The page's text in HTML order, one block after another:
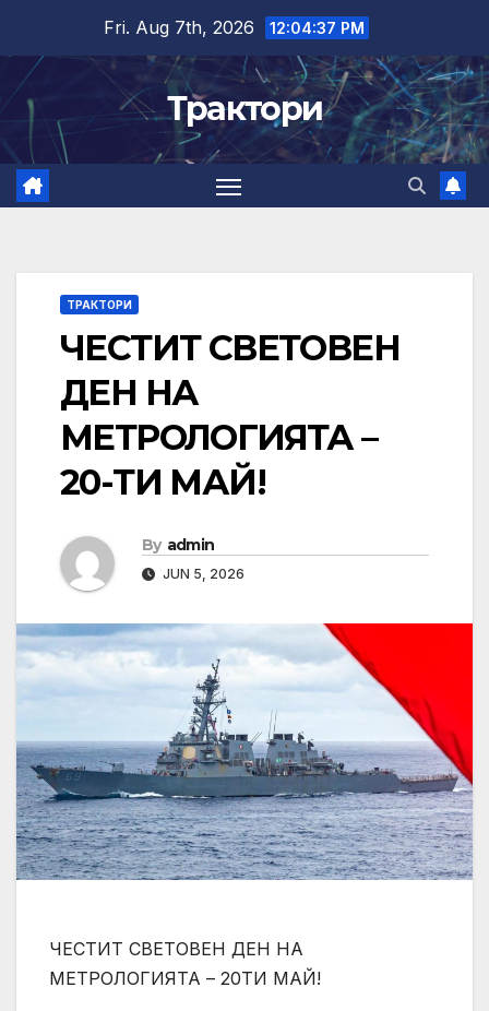
content
Fri. Aug 7th, 2026 12:04:37 PM
Трактори
ТРАКТОРИ
ЧЕСТИТ СВЕТОВЕН
ДЕН НА
МЕТРОЛОГИЯТА –
20-ТИ МАЙ!
By admin
JUN 5, 2026
ЧЕСТИТ СВЕТОВЕН ДЕН НА
МЕТРОЛОГИЯТА – 20ТИ МАЙ!